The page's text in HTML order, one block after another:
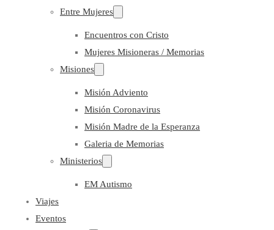
Entre Mujeres
Encuentros con Cristo
Mujeres Misioneras / Memorias
Misiones
Misión Adviento
Misión Coronavirus
Misión Madre de la Esperanza
Galeria de Memorias
Ministerios
EM Autismo
Viajes
Eventos